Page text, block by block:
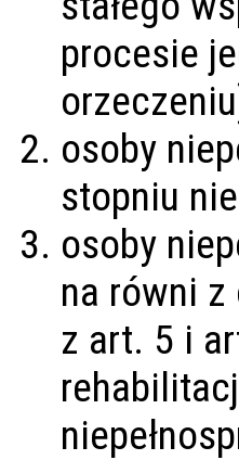
procesie
osoby
stopniu
osoby
na równi
z art. 5 i